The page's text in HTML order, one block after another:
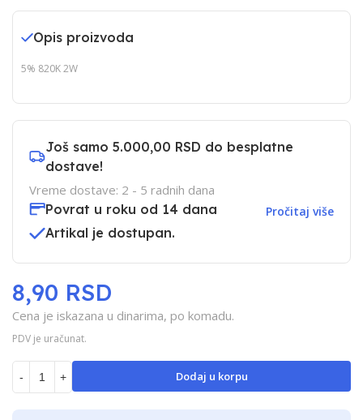
Opis proizvoda
5% 820K 2W
Još samo 5.000,00 RSD do besplatne
dostave!
Vreme dostave: 2 - 5 radnih dana
Povrat u roku od 14 dana
Pročitaj više
Artikal je dostupan.
Cena je iskazana u dinarima, po komadu.
PDV je uračunat.
8,90 RSD
- + Dodaj u korpu